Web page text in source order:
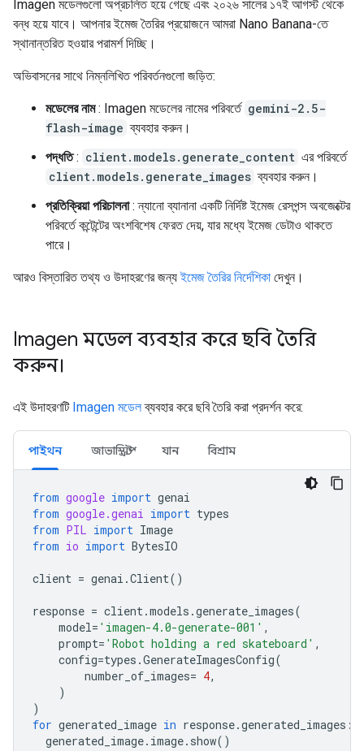
Imagen মডেলগুলো অপ্রচলিত হয়ে গেছে এবং ২০২৬ সালের ১৭ই আগস্ট থেকে
বন্ধ হয়ে যাবে। আপনার ইমেজ তৈরির প্রয়োজনে আমরা Nano Banana-তে
স্থানান্তরিত হওয়ার পরামর্শ দিচ্ছি।
অভিবাসনের সাথে নিম্নলিখিত পরিবর্তনগুলো জড়িত:
মডেলের নাম: Imagen মডেলের নামের পরিবর্তে gemini-2.5-
flash-image ব্যবহার করুন।
পদ্ধতি: client.models.generate_content এর পরিবর্তে
client.models.generate_images ব্যবহার করুন।
প্রতিক্রিয়া পরিচালনা: ন্যানো ব্যানানা একটি নির্দিষ্ট ইমেজ রেসপন্স অবজেক্টের
পরিবর্তে কন্টেন্টের অংশবিশেষ ফেরত দেয়, যার মধ্যে ইমেজ ডেটাও থাকতে
পারে।
আরও বিস্তারিত তথ্য ও উদাহরণের জন্যইমেজ তৈরির নির্দেশিকা দেখুন।
Imagen মডেল ব্যবহার করে ছবি তৈরি
করুন।
এই উদাহরণটি Imagen মডেলব্যবহার করে ছবি তৈরি করা প্রদর্শন করে:
পাইথন জাভাস্ক্রিপ্ট যান বিশ্রাম
from google import genai
from google.genai import types
from PIL import Image
from io import BytesIO
client = genai .Client()
response = client.models .generate_images(
model= 'imagen-4.0-generate-001' ,
prompt= 'Robot holding a red skateboard' ,
config=types .GenerateImagesConfig(
number_of_images= 4,
)
)
for generated_image in response.generated_images :
generated_image. image. show()